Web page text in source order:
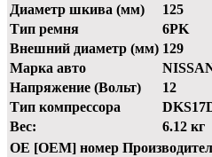
Диаметр шкива (мм)
125
Тип ремня
6PK
Внешний диаметр (мм) 129
Марка авто
Напряжение (Вольт)
12
Тип компрессора
Вес:
6.12 кг
OE [OEM] номер